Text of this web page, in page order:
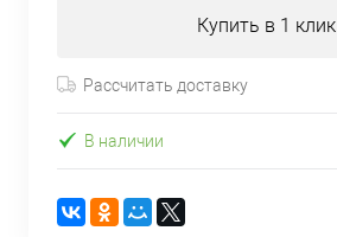
Купить в 1 клик
Рассчитать доставку
В наличии